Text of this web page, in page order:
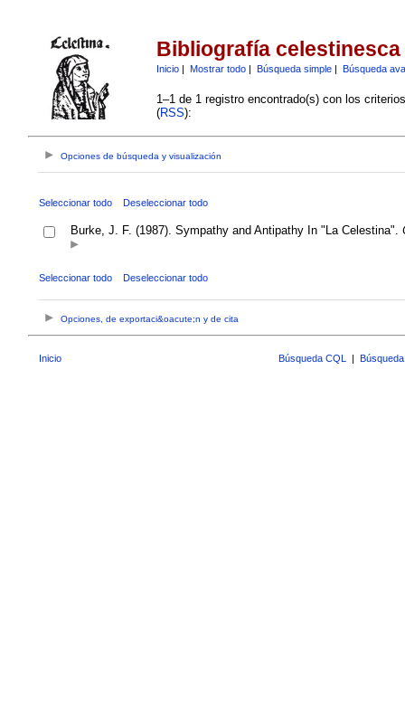
Bibliografía celestinesca
Inicio| Mostrar todo| Búsqueda simple| Búsqueda
1–1 de 1 registro encontrado(s) con los
(RSS):
Opciones de búsqueda y visualización
Seleccionar todo Deseleccionar todo
Burke, J. F. (1987). Sympathy and Antipathy In "La Celestina".
Seleccionar todo Deseleccionar todo
Opciones, de exportaci&oacute;n y de cita
Inicio Búsqueda CQL |